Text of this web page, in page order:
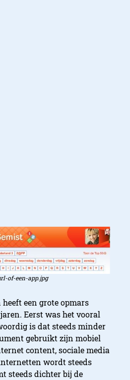
of-een-app.jpg
een grote opmars
Eerst was het vooral
is dat steeds minder
gebruikt zijn mobiel
content, sociale media
wordt steeds
steeds dichter bij de